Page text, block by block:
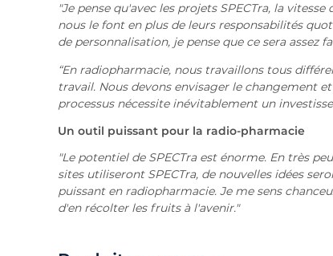
"Je pense qu'avec les projets SPECTra, la
nous le font en plus de leurs responsabilités
de personnalisation, je pense que ce sera assez
“En radiopharmacie, nous travaillons tous
travail. Nous devons envisager le changement
processus nécessite inévitablement un
Un outil puissant pour la radio-pharmacie
"Le potentiel de SPECTra est énorme. En très
sites utiliseront SPECTra, de nouvelles idées
puissant en radiopharmacie. Je me sens
d'en récolter les fruits à l'avenir."